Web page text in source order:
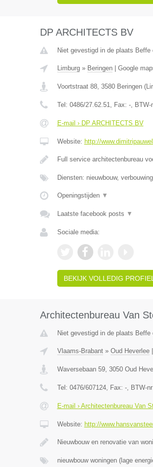
DP ARCHITECTS BV
Niet gevestigd in de plaats
Limburg» Beringen| Google
Voortstraat 88, 3580 Beringen(
Tel: 0486/27.62.51, Fax: -, BTW-
E-mail › DP ARCHITECTS BV
Website: http://
Full service architectenbureau
Diensten: nieuwbouw,
Openingstijden ▼
Laatste facebook posts ▼
Sociale media:
BEKIJK VOLLEDIG PROFIEL
Architectenbureau Van
Niet gevestigd in de plaats
Vlaams-Brabant» Oud Heverlee|
Waversebaan 59, 3050 Oud
Tel: 0476/607124, Fax: -, BTW-
E-mail › Architectenbureau Van
Website: http://
Nieuwbouw en renovatie van
nieuwbouw woningen (lage